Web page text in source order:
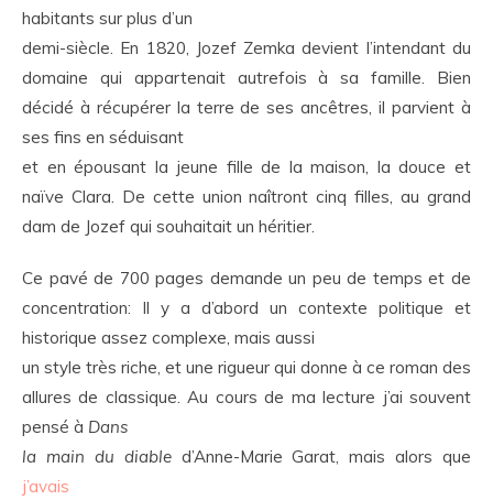
habitants sur plus d’un
demi-siècle. En 1820, Jozef Zemka devient l’intendant du
domaine qui appartenait autrefois à sa famille. Bien
décidé à récupérer la terre de ses ancêtres, il parvient à
ses fins en séduisant
et en épousant la jeune fille de la maison, la douce et
naïve Clara. De cette union naîtront cinq filles, au grand
dam de Jozef qui souhaitait un héritier.
Ce pavé de 700 pages demande un peu de temps et de
concentration: Il y a d’abord un contexte politique et
historique assez complexe, mais aussi
un style très riche, et une rigueur qui donne à ce roman des
allures de classique. Au cours de ma lecture j’ai souvent
pensé à Dans
la main du diable d’Anne-Marie Garat, mais alors que
j’avais